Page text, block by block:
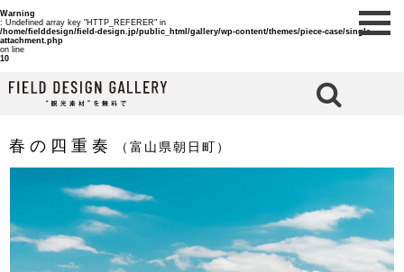
Warning
: Undefined array key "HTTP_REFERER" in
/home/fielddesign/field-design.jp/public_html/gallery/wp-content/themes/piece-case/single-
attachment.php
on line
10
春の四重奏 （富山県朝日町）